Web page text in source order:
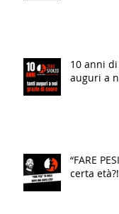
10 anni di
auguri a
“FARE
certa